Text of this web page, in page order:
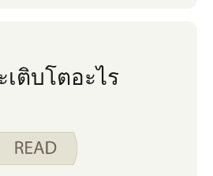
าได้ทําการวิจัยเพื่อกําหนดรา
วนของเธอ ด้วยการลองผิดลอง
เติบโตอะไร